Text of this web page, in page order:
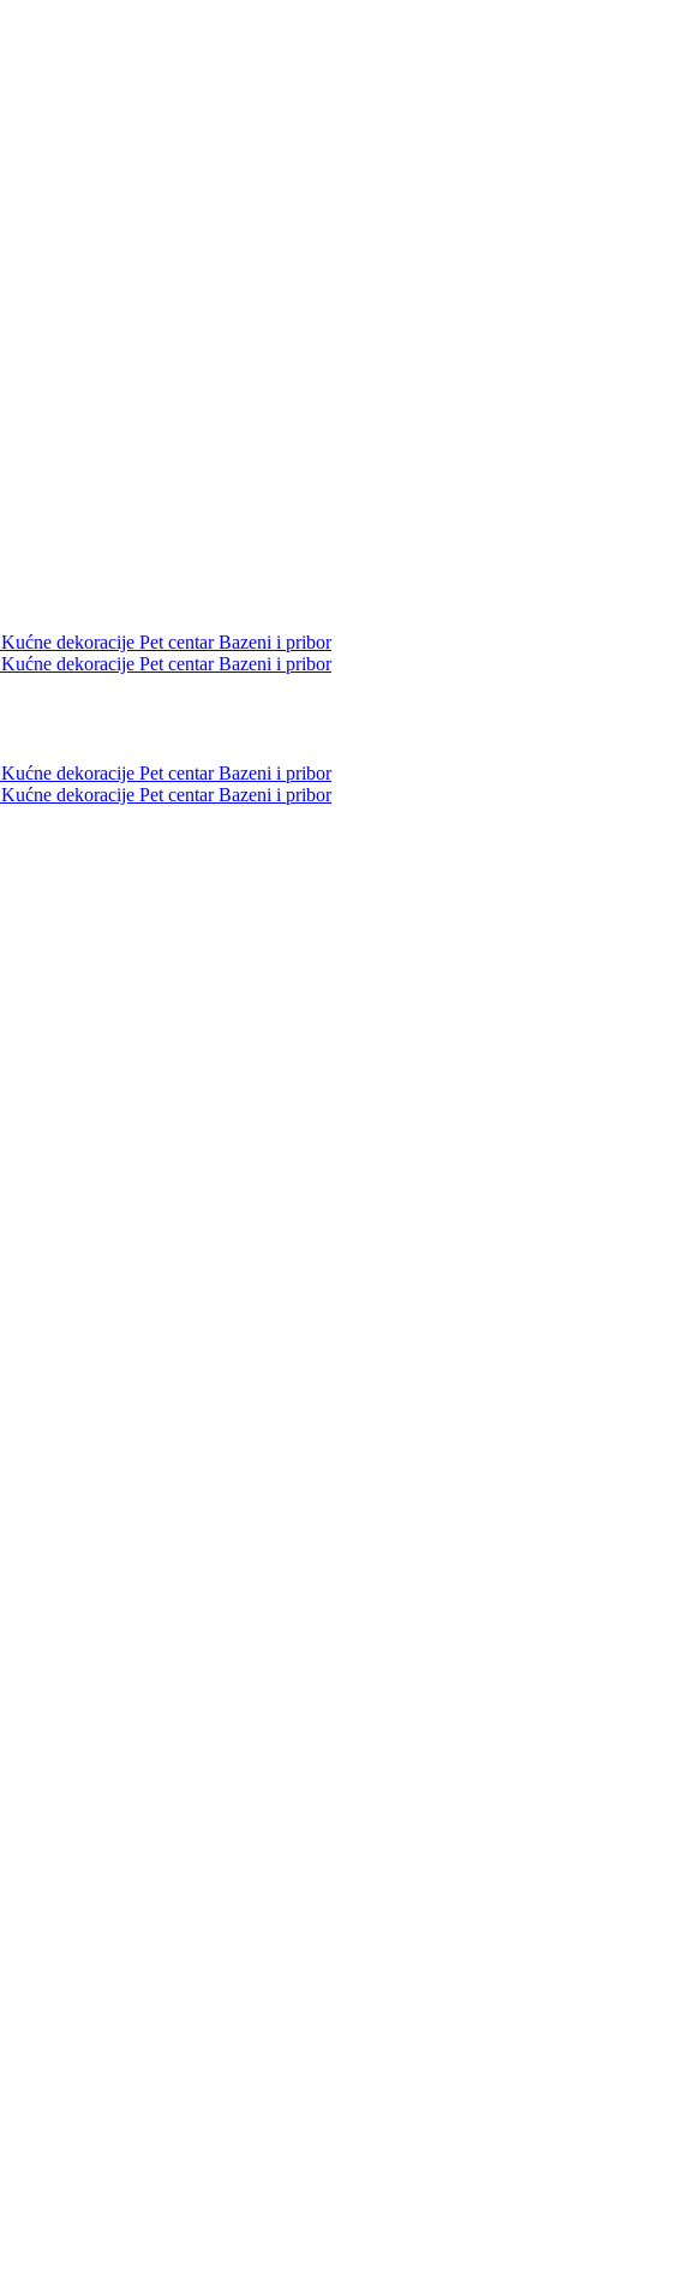
Kućne dekoracije Pet centarBazeni i pribor
Kućne dekoracije Pet centarBazeni i pribor
Kućne dekoracije Pet centarBazeni i pribor
Kućne dekoracije Pet centarBazeni i pribor